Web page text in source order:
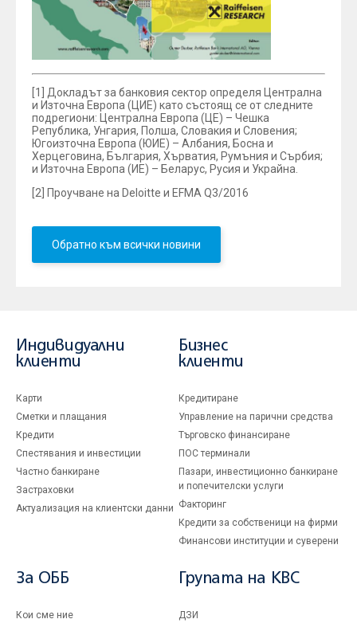
[1] Докладът за банковия сектор определя Централна
и Източна Европа (ЦИЕ) като състоящ се от следните
подрегиони: Централна Европа (ЦЕ) – Чешка
Република, Унгария, Полша, Словакия и Словения;
Югоизточна Европа (ЮИЕ) – Албания, Босна и
Херцеговина, България, Хърватия, Румъния и Сърбия;
и Източна Европа (ИЕ) – Беларус, Русия и Украйна.
[2] Проучване на Deloitte и EFMA Q3/2016
Обратно към всички новини
Индивидуални
клиенти
Карти
Сметки и плащания
Кредити
Спестявания и инвестиции
Частно банкиране
Застраховки
Актуализация на клиентски данни
Бизнес
клиенти
Кредитиране
Управление на парични средства
Търговско финансиране
ПОС терминали
Пазари, инвестиционно банкиране
и попечителски услуги
Факторинг
Кредити за собственици на фирми
Финансови институции и суверени
За ОББ
Кои сме ние
Групата на KBC
ДЗИ